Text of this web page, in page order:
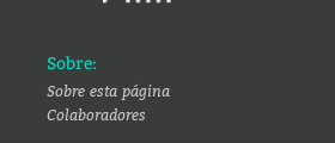
Sobre:
Sobre esta página
Colaboradores